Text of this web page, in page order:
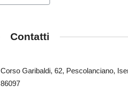
Contatti
Corso Garibaldi, 62, Pescolanciano,
86097